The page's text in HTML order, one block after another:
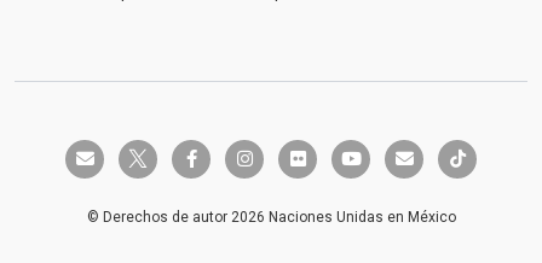
envelopetwitter-x facebook-finstagramflickr youtube envelopetiktok
© Derechos de autor 2026 Naciones Unidas en México